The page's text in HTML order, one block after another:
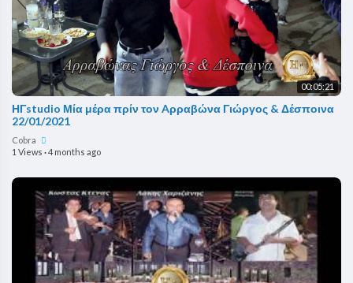
00:05:21
ΗΓstudio Μία μέρα πρίν τον Aρραβώνα Γιώργος & Δέσποινα
22/01/2021
Cobra
1 Views ·4 months ago